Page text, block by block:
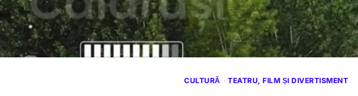
CULTURĂ · TEATRU, FILM ȘI DIVERTISMENT